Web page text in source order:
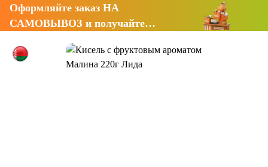
Оформляйте заказ НА
САМОВЫВОЗ и получайте